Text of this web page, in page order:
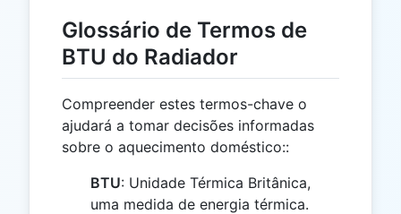
Glossário de Termos de
BTU do Radiador
Compreender estes termos-chave o
ajudará a tomar decisões informadas
sobre o aquecimento doméstico::
BTU: Unidade Térmica Britânica,
uma medida de energia térmica.